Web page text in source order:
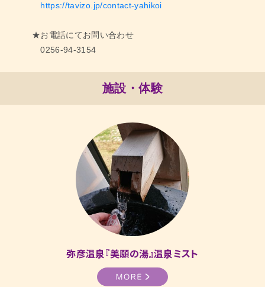
https://tavizo.jp/contact-yahikoi
★お電話にてお問い合わせ
0256-94-3154
施設・体験
弥彦温泉『美願の湯』温泉ミスト